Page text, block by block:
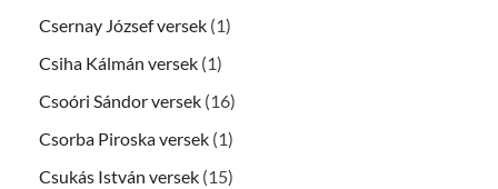
Csernay József versek (1)
Csiha Kálmán versek (1)
Csoóri Sándor versek (16)
Csorba Piroska versek (1)
Csukás István versek (15)